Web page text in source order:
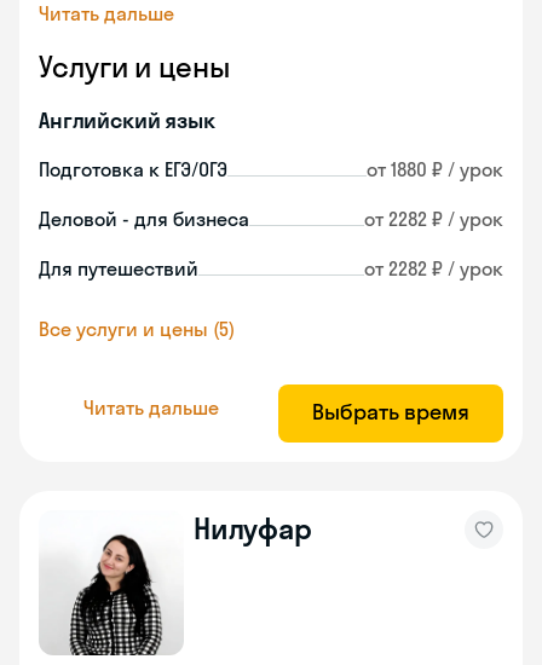
Читать дальше
Услуги и цены
Английский язык
Подготовка к ЕГЭ/ОГЭ от 1880 ₽ / урок
Деловой - для бизнеса от 2282 ₽ / урок
Для путешествий от 2282 ₽ / урок
Все услуги и цены (5)
Читать дальше Выбрать время
Нилуфар